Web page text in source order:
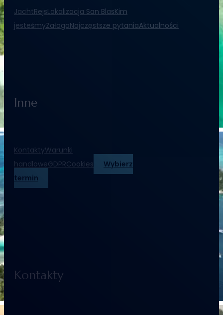
JachtRejsLokalizacja San BlasKim
jesteśmyZałogaNajczęstsze pytaniaAktualności
Inne
KontaktyWarunki
handloweGDPRCookies
Wybierz
termin
Kontakty